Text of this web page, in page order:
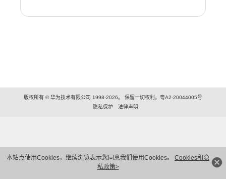
本站点使用Cookies，继续浏览表示您同意我们使用Cookies。 Cookies和隐
私政策>
版权所有 © 华为技术有限公司 1998-2026。 保留一切权利。粤A2-20044005号
隐私保护
法律声明